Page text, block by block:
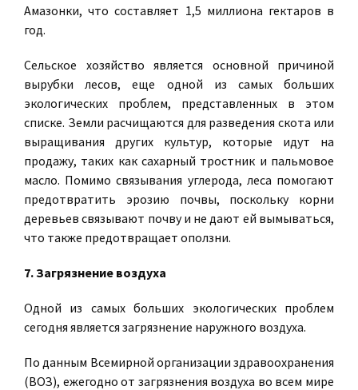
Амазонки, что составляет 1,5 миллиона гектаров в
год.
Сельское хозяйство является основной причиной
вырубки лесов, еще одной из самых больших
экологических проблем, представленных в этом
списке. Земли расчищаются для разведения скота или
выращивания других культур, которые идут на
продажу, таких как сахарный тростник и пальмовое
масло. Помимо связывания углерода, леса помогают
предотвратить эрозию почвы, поскольку корни
деревьев связывают почву и не дают ей вымываться,
что также предотвращает оползни.
7. Загрязнение воздуха
Одной из самых больших экологических проблем
сегодня является загрязнение наружного воздуха.
По данным Всемирной организации здравоохранения
(ВОЗ), ежегодно от загрязнения воздуха во всем мире